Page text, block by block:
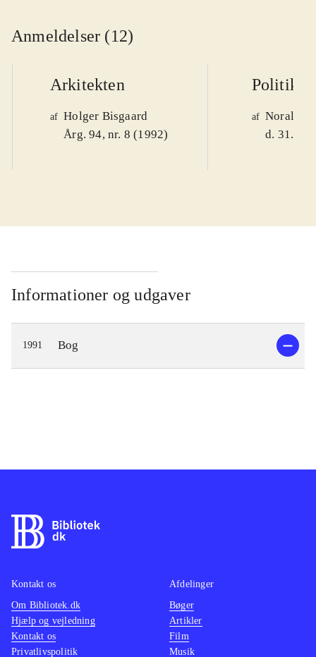
Anmeldelser (12)
Arkitekten
af Holger Bisgaard
Årg. 94, nr. 8 (1992)
Politiken
af Noralv
d. 31.
Informationer og udgaver
1991 Bog
Kontakt os
Om Bibliotek.dk
Hjælp og vejledning
Kontakt os
Privatlivspolitik
Afdelinger
Bøger
Artikler
Film
Musik